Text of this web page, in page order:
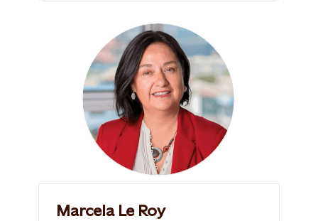
Marcela Le Roy